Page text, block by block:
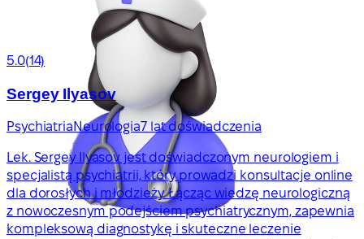
5.0(14)
Sergey Ilyasov
PsychiatriaNeurologia7 lat doświadczenia
Lek. Sergey Ilyasov jest doświadczonym neurologiem i
specjalistą psychiatrii, który prowadzi konsultacje online
dla dorosłych i młodzieży. Łącząc wiedzę neurologiczną
z nowoczesnym podejściem psychiatrycznym, zapewnia
kompleksową diagnostykę i skuteczne leczenie